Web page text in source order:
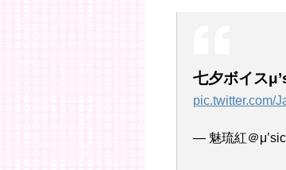
七夕ボイス
pic.twitter.com/
— 魅琉紅＠